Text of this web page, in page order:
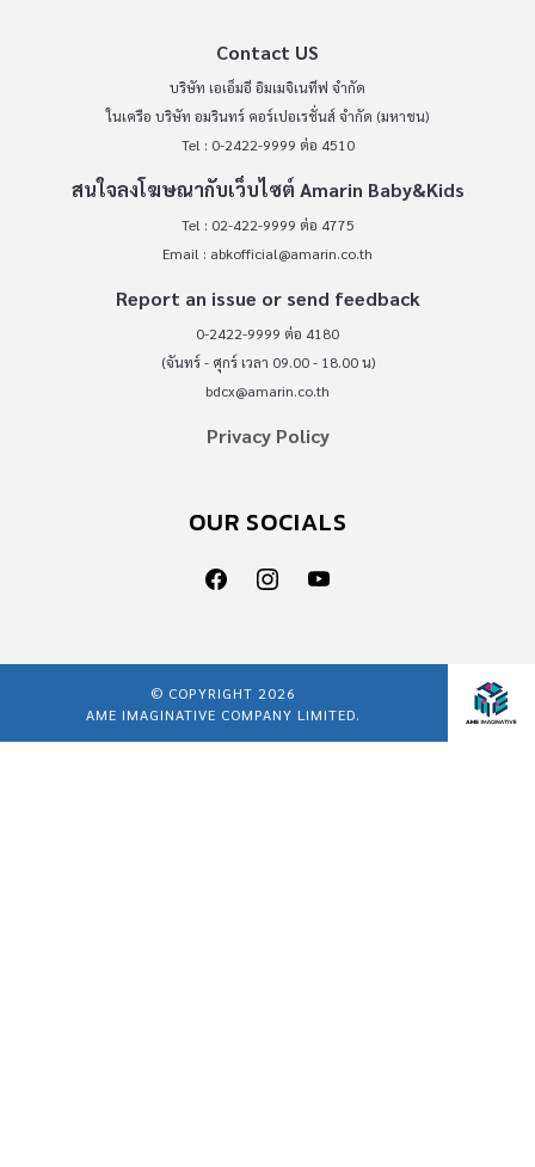
Contact US
บริษัท เอเอ็มอี อิมเมจิเนทีฟ จำกัด
ในเครือ บริษัท อมรินทร์ คอร์เปอเรชั่นส์ จำกัด (มหาชน)
Tel : 0-2422-9999 ต่อ 4510
สนใจลงโฆษณากับเว็บไซต์ Amarin Baby&Kids
Tel : 02-422-9999 ต่อ 4775
Email : abkofficial@amarin.co.th
Report an issue or send feedback
0-2422-9999 ต่อ 4180
(จันทร์ - ศุกร์ เวลา 09.00 - 18.00 น)
bdcx@amarin.co.th
Privacy Policy
OUR SOCIALS
© COPYRIGHT 2026
AME IMAGINATIVE COMPANY LIMITED.